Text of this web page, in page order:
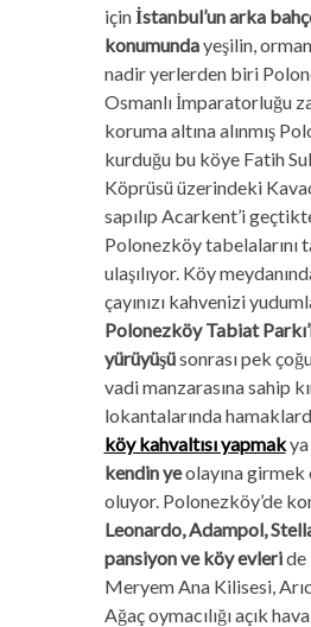
içinİstanbul’un arka
konumundayeşilin,
nadir yerlerden biri
Osmanlı İmparatorluğu
koruma altına alınmış
kurduğu bu köye Fatih
Köprüsü üzerindeki
sapılıp Acarkent’i
Polonezköy tabelalarını
ulaşılıyor. Köy
çayınızı kahvenizi
Polonezköy Tabiat
yürüyüşüsonrası pek
vadi manzarasına sahip
lokantalarında
köy kahvaltısı yapmakya
kendin yeolayına
oluyor. Polonezköy’de
Leonardo, Adampol,
pansiyon ve köy evleride
Meryem Ana Kilisesi,
Ağaç oymacılığı açık